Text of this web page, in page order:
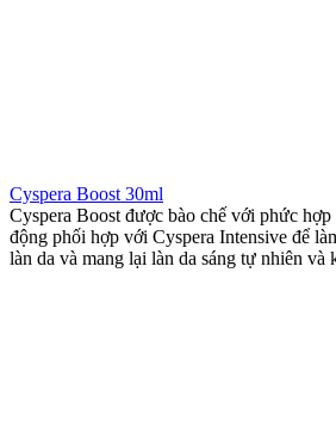
Cyspera Boost 30ml
Cyspera Boost được bào chế với phức
động phối hợp với Cyspera Intensive để
làn da và mang lại làn da sáng tự nhiên và